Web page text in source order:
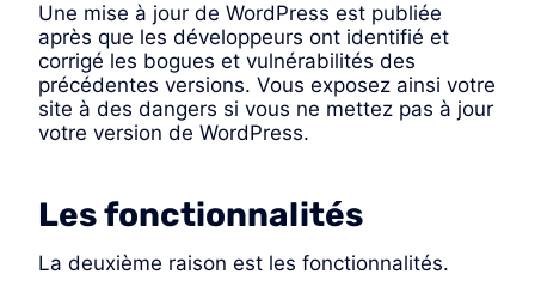
Une mise à jour de WordPress est publiée
après que les développeurs ont identifié et
corrigé les bogues et vulnérabilités des
précédentes versions. Vous exposez ainsi votre
site à des dangers si vous ne mettez pas à jour
votre version de WordPress.
Les fonctionnalités
La deuxième raison est les fonctionnalités.